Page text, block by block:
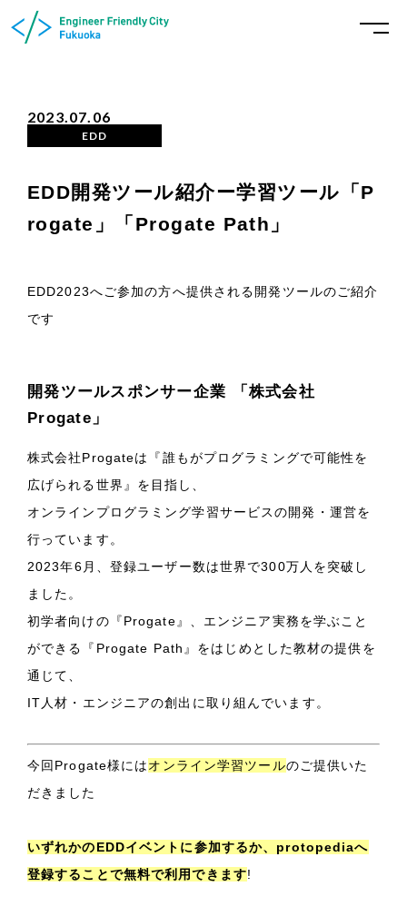
2023.07.06
EDD
EDD開発ツール紹介ー学習ツール「P
rogate」「Progate Path」
EDD2023へご参加の方へ提供される開発ツールのご紹介
です
開発ツールスポンサー企業 「株式会社
Progate」
株式会社Progateは『誰もがプログラミングで可能性を
広げられる世界』を目指し、
オンラインプログラミング学習サービスの開発・運営を
行っています。
2023年6月、登録ユーザー数は世界で300万人を突破し
ました。
初学者向けの『Progate』、エンジニア実務を学ぶこと
ができる『Progate Path』をはじめとした教材の提供を
通じて、
IT人材・エンジニアの創出に取り組んでいます。
今回Progate様にはオンライン学習ツールのご提供いた
だきました
いずれかのEDDイベントに参加するか、protopediaへ
登録することで無料で利用できます!